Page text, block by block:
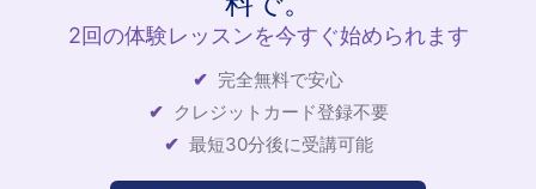
2回の体験レッスンを今すぐ始められます
完全無料で安心
クレジットカード登録不要
最短30分後に受講可能